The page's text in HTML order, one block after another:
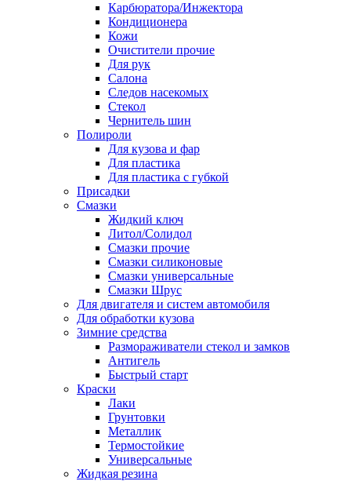
Карбюратора/Инжектора
Кондиционера
Кожи
Очистители прочие
Для рук
Салона
Следов насекомых
Стекол
Чернитель шин
Полироли
Для кузова и фар
Для пластика
Для пластика с губкой
Присадки
Смазки
Жидкий ключ
Литол/Солидол
Смазки прочие
Смазки силиконовые
Смазки универсальные
Смазки Шрус
Для двигателя и систем автомобиля
Для обработки кузова
Зимние средства
Размораживатели стекол и замков
Антигель
Быстрый старт
Краски
Лаки
Грунтовки
Металлик
Термостойкие
Универсальные
Жидкая резина